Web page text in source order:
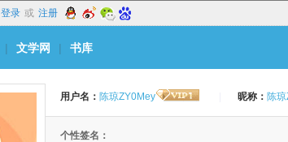
登录 或 注册
| 文学网 | 书库
用户名： 陈琼ZY0Mey 昵称： 陈
个性签名：